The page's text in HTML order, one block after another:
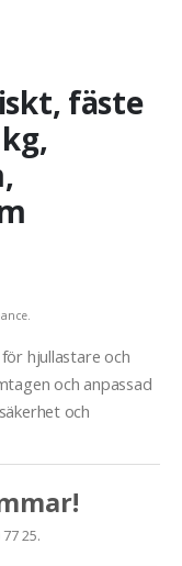
fäste
hjullastare och
och anpassad
och
25.